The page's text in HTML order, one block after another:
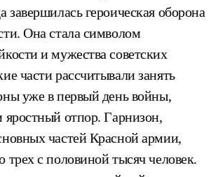
завершилась героическая оборона
Она стала символом
и мужества советских
части рассчитывали занять
уже в первый день войны,
яростный отпор. Гарнизон,
частей Красной армии,
трех с половиной тысяч человек.